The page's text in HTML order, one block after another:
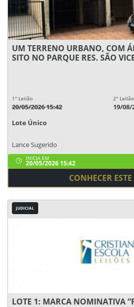
UM TERRENO URBANO, COM
SITO NO PARQUE RES. SÃO
1° Leilão
20/05/2026 15:42
2° Leilão
19/08/
Lote Único
Lance Sugerido
INICIA EM
20/05/2026 15:42
CONHECER
JUDICIAL
LOTE 1: MARCA NOMINATIVA